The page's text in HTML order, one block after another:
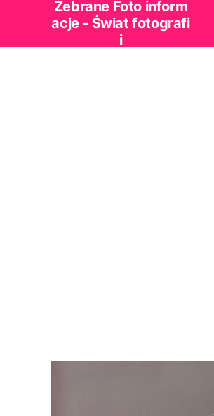
Zebrane Foto inform
acje - Świat fotografi
i